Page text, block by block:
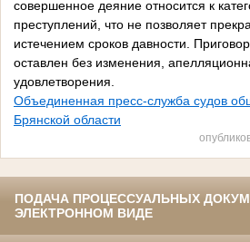
совершенное деяние относится к
преступлений, что не позволяет
истечением сроков давности.
оставлен без изменения,
удовлетворения.
Объединенная пресс-служба судов
Брянской области
ПОДАЧА ПРОЦЕССУАЛЬНЫХ
ЭЛЕКТРОННОМ ВИДЕ